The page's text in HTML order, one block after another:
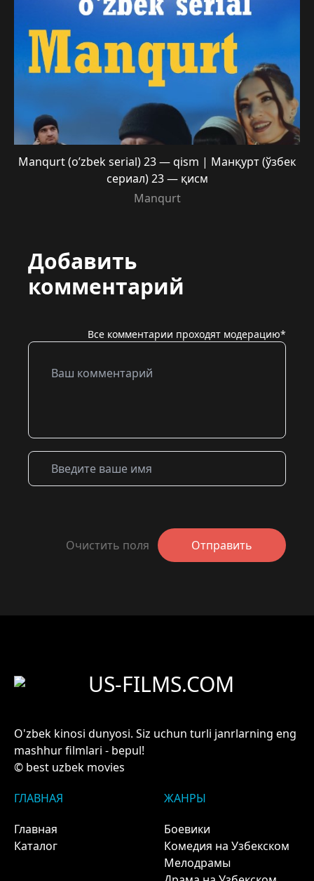
Manqurt (o’zbek serial) 23 — qism | Манқурт (ўзбек
сериал) 23 — қисм
Manqurt
Добавить
комментарий
Все комментарии проходят модерацию*
Очистить поля Отправить
US-FILMS.COM
O'zbek kinosi dunyosi. Siz uchun turli janrlarning eng
mashhur filmlari - bepul!
© best uzbek movies
ГЛАВНАЯ
Главная
Каталог
ЖАНРЫ
Боевики
Комедия на Узбекском
Мелодрамы